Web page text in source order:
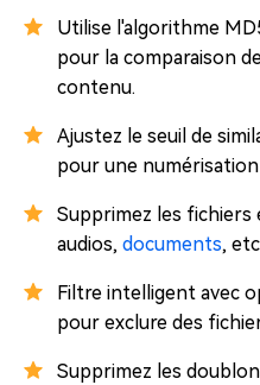
Utilise l'algorithme
pour la comparaison
contenu.
Ajustez le seuil de
pour une
Supprimez les fichiers
audios, documents,
Filtre intelligent avec
pour exclure des
Supprimez les